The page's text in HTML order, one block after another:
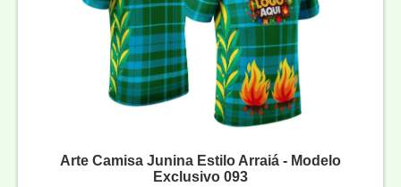
Arte Camisa Junina Estilo Arraiá - Modelo
Exclusivo 093